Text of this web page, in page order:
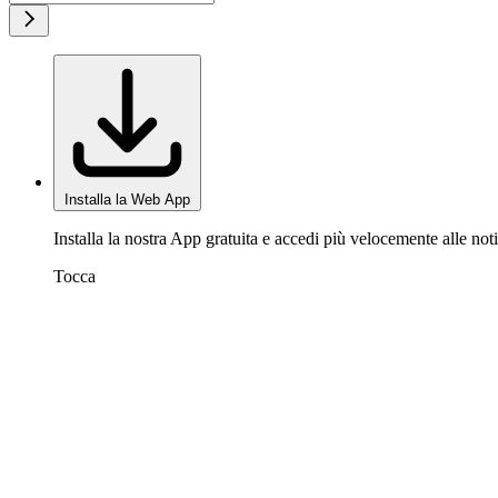
Installa la Web App
Installa la nostra App gratuita e accedi più velocemente alle
Tocca